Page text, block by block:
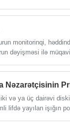
monitorinqi,
dəyişməsi ilə
həssas təsirindən
Termistorlar
artıq
ümumiyyətlə "RT"
Nəzarətçisinin
və ya üç dairəvi
lifdə yayılan işığın